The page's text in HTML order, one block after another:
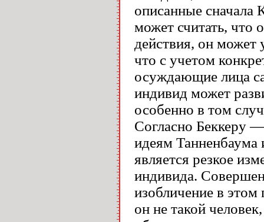
описанные сначала
может считать, что
действия, он может
что с учетом
осуждающие лица
индивид может
особенно в том
Согласно Беккеру
идеям
является резкое
индивида.
изобличение в
он не такой